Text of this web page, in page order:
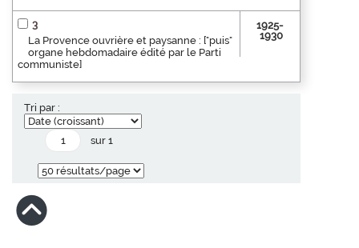
3
La Provence ouvrière et paysanne : ["puis"
organe hebdomadaire édité par le Parti
communiste]
1925-
1930
Tri par :
sur 1